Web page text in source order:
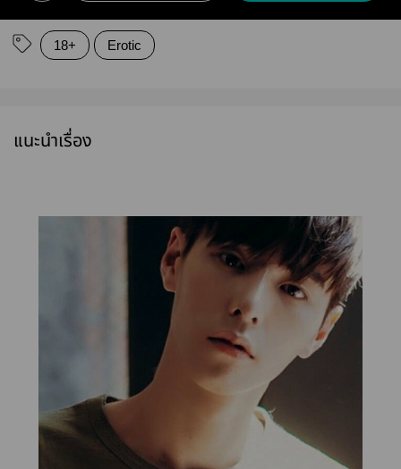
18+ Erotic
แนะนำเรื่อง